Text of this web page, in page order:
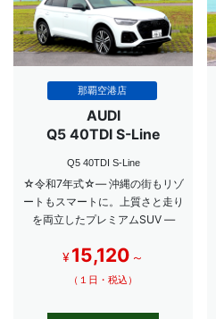
那覇空港店
AUDI
Q5 40TDI S-Line
Q5 40TDI S-Line
☆令和7年式☆― 沖縄の街もリゾ
ートもスマートに。上質さと走り
を両立したプレミアムSUV ―
¥15,120 ～
（１日・税込）